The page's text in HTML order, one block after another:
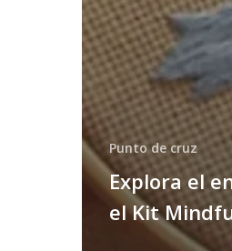
Punto de cruz
Explora el
el Kit